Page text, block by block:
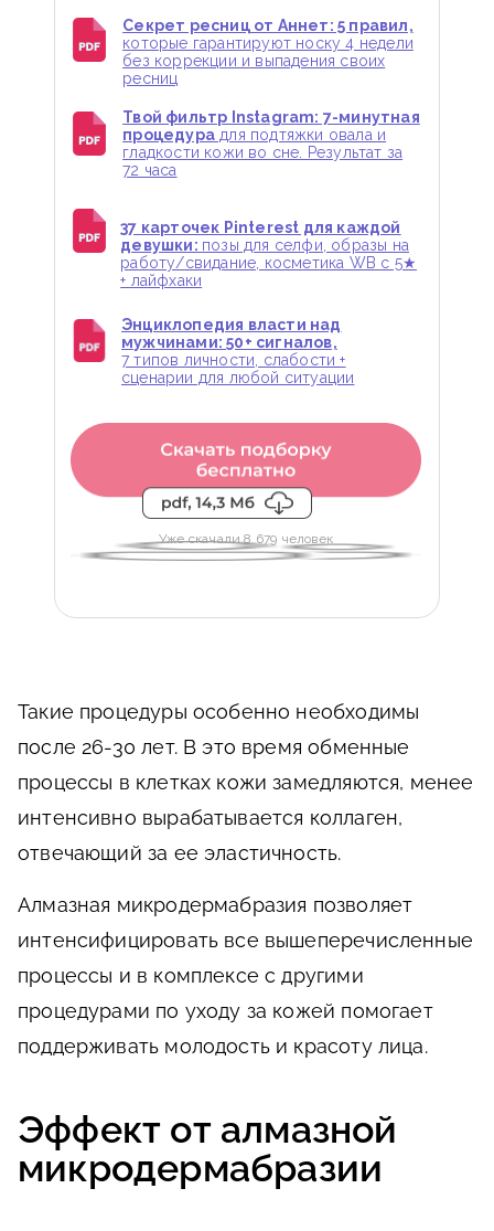
Секрет ресниц от Аннет: 5 правил,
которые гарантируют носку 4 недели
без коррекции и выпадения своих
ресниц
Твой фильтр Instagram: 7-минутная
процедурадля подтяжки овала и
гладкости кожи во сне. Результат за
72 часа
Уже скачали 8 679 человек
37 карточек Pinterest для каждой
девушки: позы для селфи, образы на
работу/свидание, косметика WB с 5★
+ лайфхаки
Энциклопедия власти над
мужчинами: 50+ сигналов,
7 типов личности, слабости +
сценарии для любой ситуации
Такие процедуры особенно необходимы
после 26-30 лет. В это время обменные
процессы в клетках кожи замедляются, менее
интенсивно вырабатывается коллаген,
отвечающий за ее эластичность.
Алмазная микродермабразия позволяет
интенсифицировать все вышеперечисленные
процессы и в комплексе с другими
процедурами по уходу за кожей помогает
поддерживать молодость и красоту лица.
Эффект от алмазной
микродермабразии